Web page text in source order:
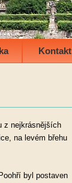
Kontakt
z nejkrásnějších
na levém břehu
byl postaven